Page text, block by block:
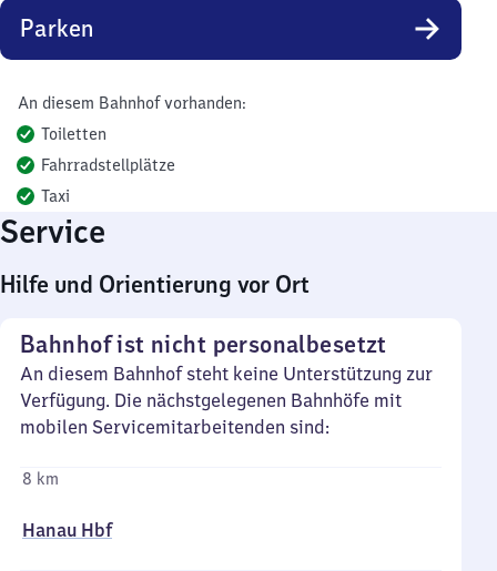
Parken
An diesem Bahnhof vorhanden:
Toiletten
Fahrradstellplätze
Taxi
Service
Hilfe und Orientierung vor Ort
Bahnhof ist nicht personalbesetzt
An diesem Bahnhof steht keine Unterstützung zur
Verfügung. Die nächstgelegenen Bahnhöfe mit
mobilen Servicemitarbeitenden sind:
8 km
Hanau Hbf